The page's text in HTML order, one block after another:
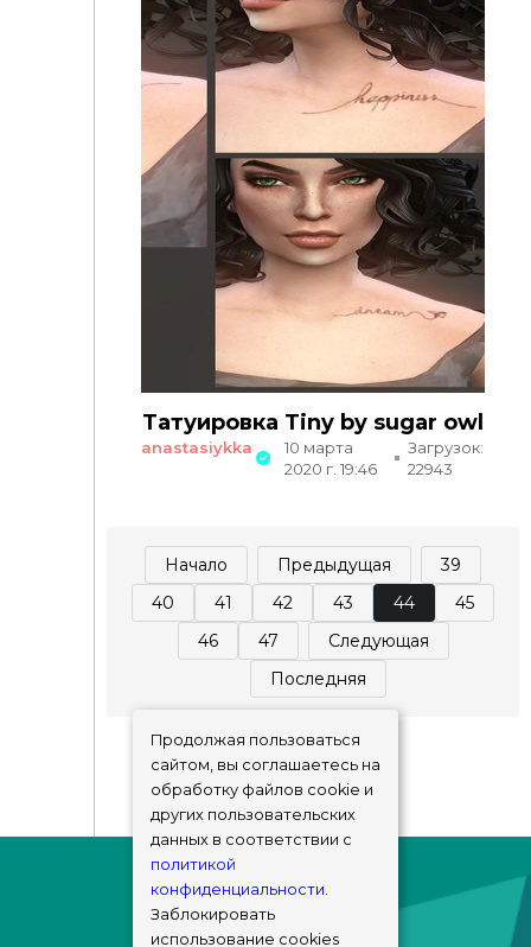
Татуировка Tiny by sugar owl
anastasiykka
10 марта
2020 г. 19:46
Загрузок:
22943
Начало Предыдущая
39
40
41 42 43 44
45
46
47
Следующая
Последняя
Продолжая пользоваться
сайтом, вы соглашаетесь на
обработку файлов cookie и
других пользовательских
данных в соответствии с
политикой
конфиденциальности.
Заблокировать
использование cookies